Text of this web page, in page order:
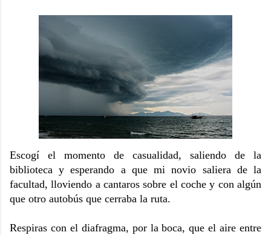
Escogí el momento de casualidad, saliendo de la
biblioteca y esperando a que mi novio saliera de la
facultad, lloviendo a cantaros sobre el coche y con algún
que otro autobús que cerraba la ruta.
Respiras con el diafragma, por la boca, que el aire entre